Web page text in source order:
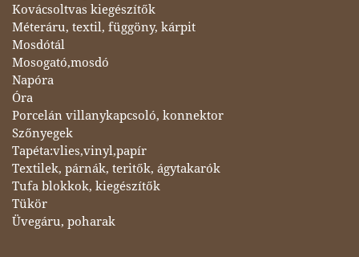
Kovácsoltvas kiegészítők
Méteráru, textil, függöny, kárpit
Mosdótál
Mosogató,mosdó
Napóra
Óra
Porcelán villanykapcsoló, konnektor
Szőnyegek
Tapéta:vlies,vinyl,papír
Textilek, párnák, teritők, ágytakarók
Tufa blokkok, kiegészítők
Tükör
Üvegáru, poharak